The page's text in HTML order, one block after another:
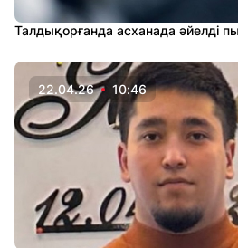
Талдықорғанда асханада әйелді
22.04.26 10:46